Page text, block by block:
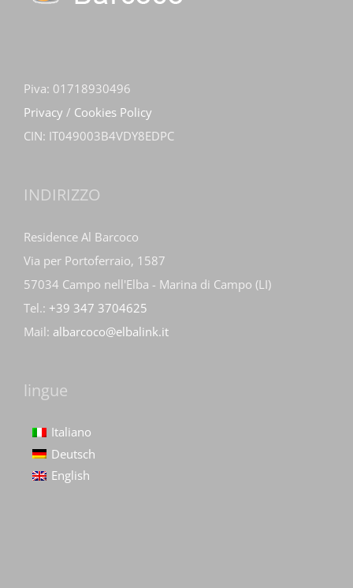
Piva: 01718930496
Privacy / Cookies Policy
CIN: IT049003B4VDY8EDPC
INDIRIZZO
Residence Al Barcoco
Via per Portoferraio, 1587
57034 Campo nell'Elba - Marina di Campo (LI)
Tel.: +39 347 3704625
Mail: albarcoco@elbalink.it
lingue
Italiano
Deutsch
English